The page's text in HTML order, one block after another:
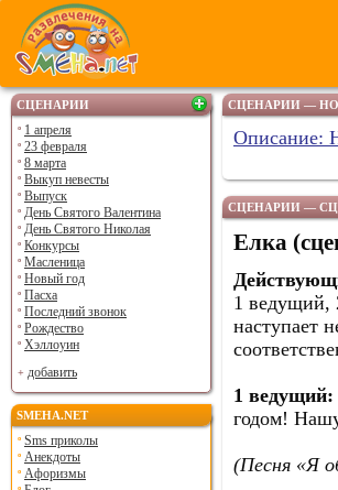
СЦЕНАРИИ
1 апреля
23 февраля
8 марта
Выкуп невесты
Выпуск
День Святого Валентина
День Святого Николая
Конкурсы
Масленица
Новый год
Пасха
Последний звонок
Рождество
Хэллоуин
добавить
SMEHA.NET
Sms приколы
Анекдоты
Афоризмы
СЦЕНАРИИ —
Описание:
СЦЕНАРИИ —
Елка
1 ведущий,
наступает
1 ведущий:
годом!
(Песня «Я